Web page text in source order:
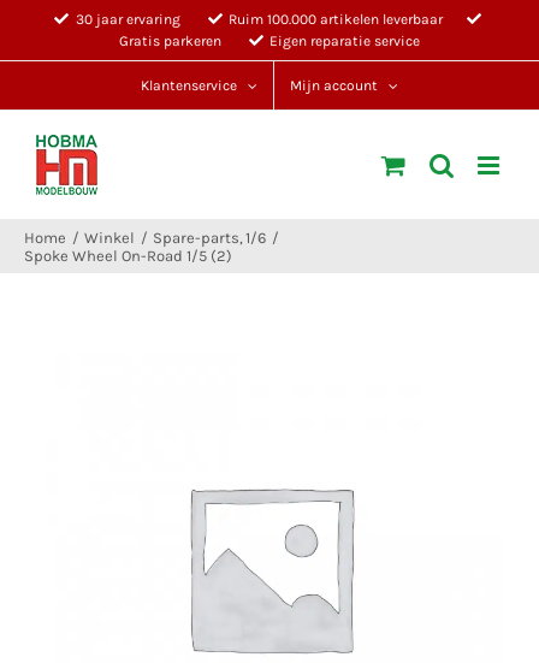
30 jaar ervaring
Ruim 100.000 artikelen leverbaar
Gratis parkeren
Eigen reparatie service
Klantenservice Mijn account
Home Winkel Spare-parts 1/6
Spoke Wheel On-Road 1/5 (2)